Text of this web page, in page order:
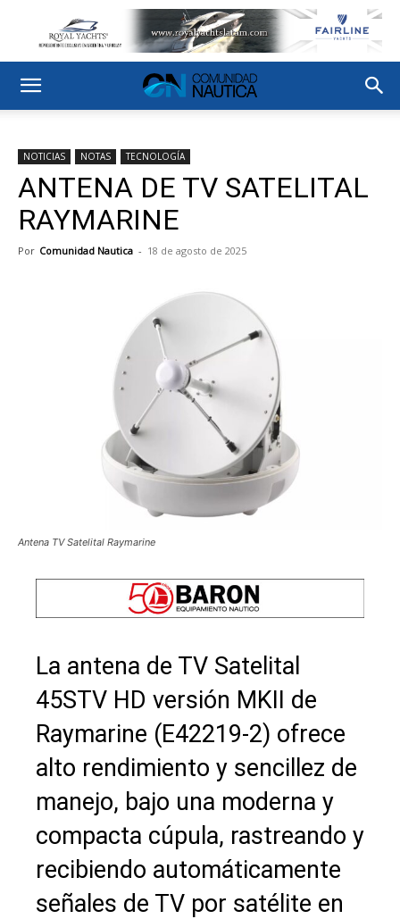
NOTICIAS NOTAS TECNOLOGÍA
ANTENA DE TV SATELITAL
RAYMARINE
Por Comunidad Nautica - 18 de agosto de 2025
Antena TV Satelital Raymarine
La antena de TV Satelital
45STV HD versión MKII de
Raymarine (E42219-2) ofrece
alto rendimiento y sencillez de
manejo, bajo una moderna y
compacta cúpula, rastreando y
recibiendo automáticamente
señales de TV por satélite en